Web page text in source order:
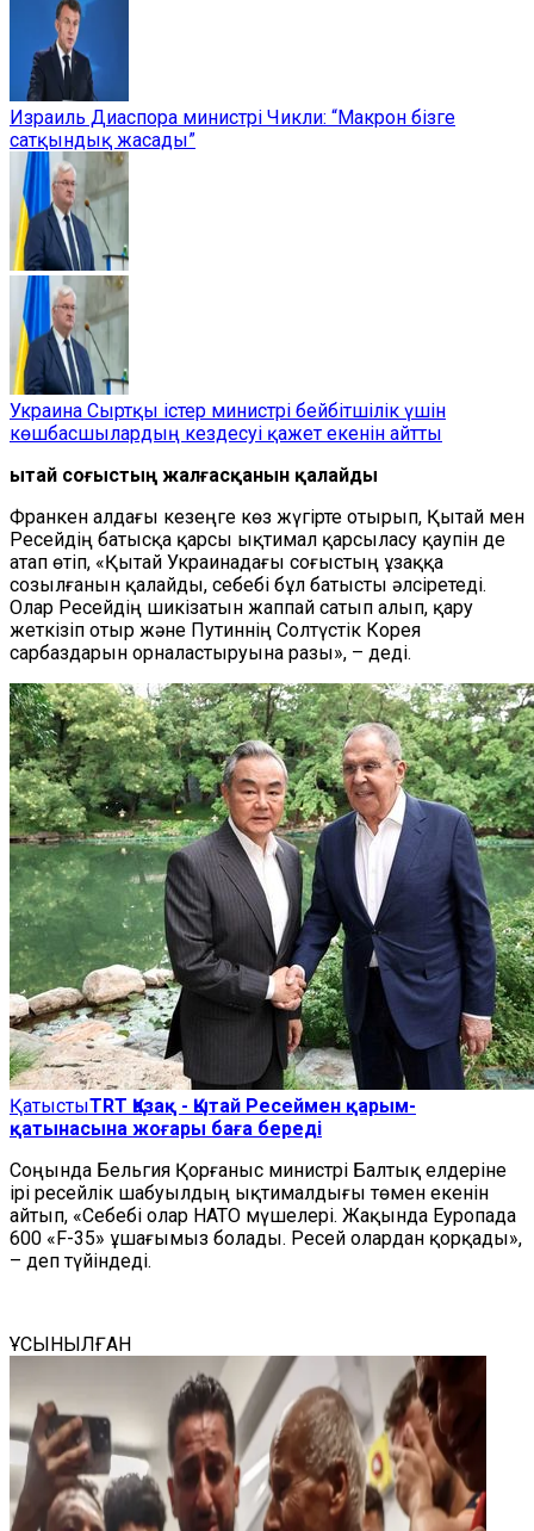
Израиль Диаспора министрі Чикли: “Макрон бізге
сатқындық жасады”
Украина Сыртқы істер министрі бейбітшілік үшін
көшбасшылардың кездесуі қажет екенін айтты
Қытай соғыстың жалғасқанын қалайды
Франкен алдағы кезеңге көз жүгірте отырып, Қытай мен
Ресейдің батысқа қарсы ықтимал қарсыласу қаупін де
атап өтіп, «Қытай Украинадағы соғыстың ұзаққа
созылғанын қалайды, себебі бұл батысты әлсіретеді.
Олар Ресейдің шикізатын жаппай сатып алып, қару
жеткізіп отыр және Путиннің Солтүстік Корея
сарбаздарын орналастыруына разы», – деді.
ҚатыстыTRT Қазақ - Қытай Ресеймен қарым-
қатынасына жоғары баға береді
Соңында Бельгия Қорғаныс министрі Балтық елдеріне
ірі ресейлік шабуылдың ықтималдығы төмен екенін
айтып, «Себебі олар НАТО мүшелері. Жақында Еуропада
600 «F-35» ұшағымыз болады. Ресей олардан қорқады»,
– деп түйіндеді.
ҰСЫНЫЛҒАН